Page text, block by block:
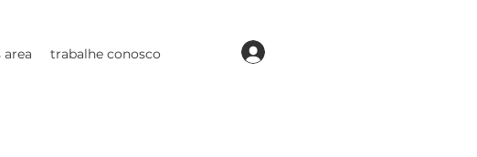
trabalhe conosco